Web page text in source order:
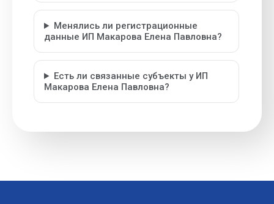
Менялись ли регистрационные
данные ИП Макарова Елена Павловна?
Есть ли связанные субъекты у ИП
Макарова Елена Павловна?